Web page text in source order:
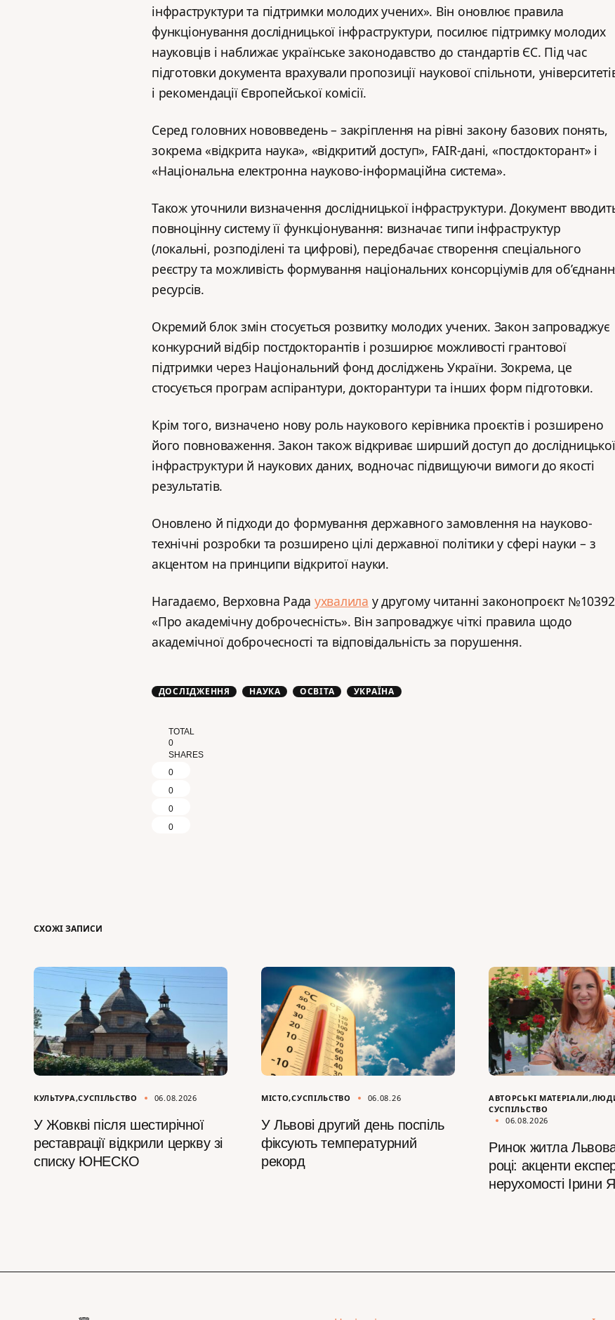
інфраструктури та підтримки молодих учених». Він оновлює правила
функціонування дослідницької інфраструктури, посилює підтримку молодих
науковців і наближає українське законодавство до стандартів ЄС. Під час
підготовки документа врахували пропозиції наукової спільноти,
і рекомендації Європейської комісії.
Серед головних нововведень – закріплення на рівні закону базових понять,
зокрема «відкрита наука», «відкритий доступ», FAIR-дані, «постдокторант» і
«Національна електронна науково-інформаційна система».
Також уточнили визначення дослідницької інфраструктури. Документ
повноцінну систему її функціонування: визначає типи інфраструктур
(локальні, розподілені та цифрові), передбачає створення спеціального
реєстру та можливість формування національних консорціумів для
ресурсів.
Окремий блок змін стосується розвитку молодих учених. Закон запроваджує
конкурсний відбір постдокторантів і розширює можливості грантової
підтримки через Національний фонд досліджень України. Зокрема, це
стосується програм аспірантури, докторантури та інших форм підготовки.
Крім того, визначено нову роль наукового керівника проєктів і розширено
його повноваження. Закон також відкриває ширший доступ до дослідницької
інфраструктури й наукових даних, водночас підвищуючи вимоги до якості
результатів.
Оновлено й підходи до формування державного замовлення на науково-
технічні розробки та розширено цілі державної політики у сфері науки – з
акцентом на принципи відкритої науки.
Нагадаємо, Верховна Рада ухвалила у другому читанні законопроєкт №10392
«Про академічну доброчесність». Він запроваджує чіткі правила щодо
академічної доброчесності та відповідальність за порушення.
ДОСЛІДЖЕННЯ НАУКА ОСВІТА УКРАЇНА
TOTAL
0
SHARES
0
0
0
0
СХОЖІ ЗАПИСИ
КУЛЬТУРА СУСПІЛЬСТВО 06.08.2026
У Жовкві після шестирічної
реставрації відкрили церкву зі
списку ЮНЕСКО
МІСТО СУСПІЛЬСТВО 06.08.26
У Львові другий день поспіль
фіксують температурний
рекорд
АВТОРСЬКІ МАТЕРІАЛИ
СУСПІЛЬСТВО
06.08.2026
Ринок житла
році: акценти
нерухомості Ірини